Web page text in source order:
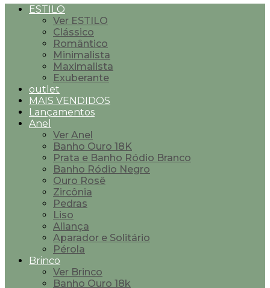
ESTILO
Ver ESTILO
Clássico
Romântico
Minimalista
Maximalista
Exuberante
outlet
MAIS VENDIDOS
Lançamentos
Anel
Ver Anel
Banho Ouro 18K
Prata e Banho Ródio Branco
Banho Ródio Negro
Ouro Rosê
Zircônia
Pedras
Liso
Aliança
Aparador e Solitário
Pérola
Brinco
Ver Brinco
Banho Ouro 18k